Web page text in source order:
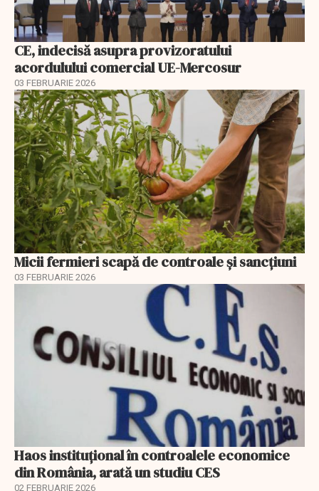
CE, indecisă asupra provizoratului
acordulului comercial UE-Mercosur
03 FEBRUARIE 2026
Micii fermieri scapă de controale și sancțiuni
03 FEBRUARIE 2026
Haos instituțional în controalele economice
din România, arată un studiu CES
02 FEBRUARIE 2026